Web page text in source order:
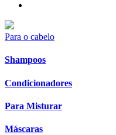
Para o cabelo
Shampoos
Condicionadores
Para Misturar
Máscaras